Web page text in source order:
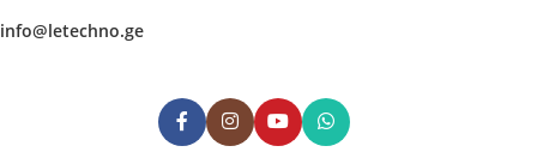
info@letechno.ge